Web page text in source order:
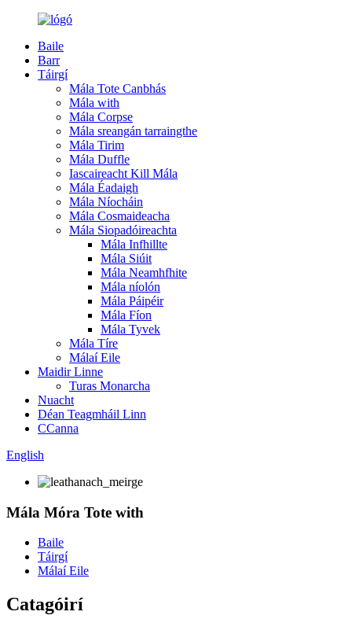
Baile
Barr
Táirgí
Mála Tote Canbhás
Mála with
Mála Corpse
Mála sreangán tarraingthe
Mála Tirim
Mála Duffle
Iascaireacht Kill Mála
Mála Éadaigh
Mála Níocháin
Mála Cosmaideacha
Mála Siopadóireachta
Mála Infhillte
Mála Siúit
Mála Neamhfhite
Mála níolón
Mála Páipéir
Mála Fíon
Mála Tyvek
Mála Tíre
Málaí Eile
Maidir Linne
Turas Monarcha
Nuacht
Déan Teagmháil Linn
CCanna
English
Mála Móra Tote with
Baile
Táirgí
Málaí Eile
Catagóirí